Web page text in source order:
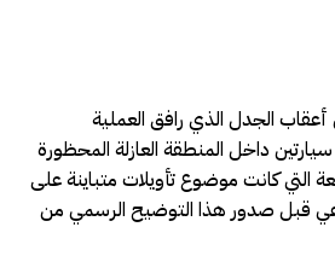
الجدل الذي رافق العملية
داخل المنطقة العازلة المحظورة
التي كانت موضوع تأويلات متباينة على
قبل صدور هذا التوضيح الرسمي من